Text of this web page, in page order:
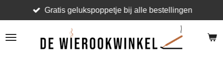
direct
naar
Gratis gelukspoppetje bij alle bestellingen